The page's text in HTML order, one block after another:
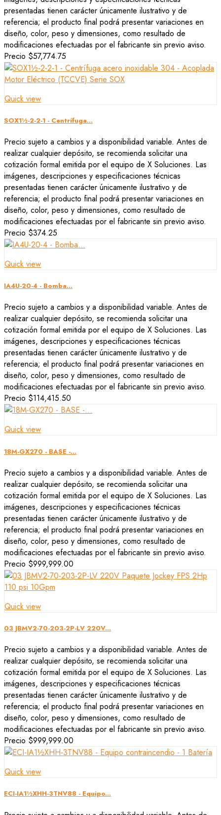
presentadas tienen carácter únicamente ilustrativo y de
referencia; el producto final podrá presentar variaciones en
diseño, color, peso y dimensiones, como resultado de
modificaciones efectuadas por el fabricante sin previo aviso.
Precio $57,774.75
Quick view
SOX1½-2-2-1 - Centrífuga...
Precio sujeto a cambios y a disponibilidad variable. Antes de
realizar cualquier depósito, se recomienda solicitar una
cotización formal emitida por el equipo de X Soluciones. Las
imágenes, descripciones y especificaciones técnicas
presentadas tienen carácter únicamente ilustrativo y de
referencia; el producto final podrá presentar variaciones en
diseño, color, peso y dimensiones, como resultado de
modificaciones efectuadas por el fabricante sin previo aviso.
Precio $374.25
Quick view
IA4U-20-4 - Bomba...
Precio sujeto a cambios y a disponibilidad variable. Antes de
realizar cualquier depósito, se recomienda solicitar una
cotización formal emitida por el equipo de X Soluciones. Las
imágenes, descripciones y especificaciones técnicas
presentadas tienen carácter únicamente ilustrativo y de
referencia; el producto final podrá presentar variaciones en
diseño, color, peso y dimensiones, como resultado de
modificaciones efectuadas por el fabricante sin previo aviso.
Precio $114,415.50
Quick view
18M-GX270 - BASE -...
Precio sujeto a cambios y a disponibilidad variable. Antes de
realizar cualquier depósito, se recomienda solicitar una
cotización formal emitida por el equipo de X Soluciones. Las
imágenes, descripciones y especificaciones técnicas
presentadas tienen carácter únicamente ilustrativo y de
referencia; el producto final podrá presentar variaciones en
diseño, color, peso y dimensiones, como resultado de
modificaciones efectuadas por el fabricante sin previo aviso.
Precio $999,999.00
Quick view
03 JBMV2-70-203-2P-LV 220V...
Precio sujeto a cambios y a disponibilidad variable. Antes de
realizar cualquier depósito, se recomienda solicitar una
cotización formal emitida por el equipo de X Soluciones. Las
imágenes, descripciones y especificaciones técnicas
presentadas tienen carácter únicamente ilustrativo y de
referencia; el producto final podrá presentar variaciones en
diseño, color, peso y dimensiones, como resultado de
modificaciones efectuadas por el fabricante sin previo aviso.
Precio $999,999.00
Quick view
ECI-IA1½XHH-3TNV88 - Equipo...